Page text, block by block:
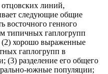
линий,
следующие общие
восточного генного
типичных гаплогрупп
хорошо выраженные
гаплогрупп в
(3) разделение его общего
южные популяции;